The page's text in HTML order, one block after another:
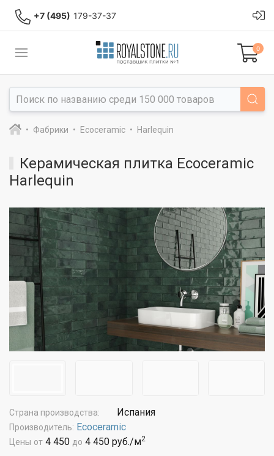
+7 (495) 179-37-37
0
Фабрики Ecoceramic Harlequin
Керамическая плитка Ecoceramic
Harlequin
Страна производства: Испания
Производитель: Ecoceramic
Цены от 4 450 до 4 450 руб./м2